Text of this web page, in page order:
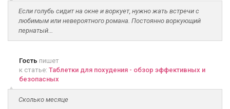
Если голубь сидит на окне и воркует, нужно жать встречи с
любимым или невероятного романа. Постоянно воркующий
пернатый...
Гость пишет
к статье: Таблетки для похудения - обзор эффективных и
безопасных
Сколько месяце